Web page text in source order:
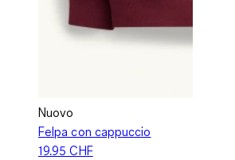
Nuovo
Felpa con cappuccio
19.95 CHF